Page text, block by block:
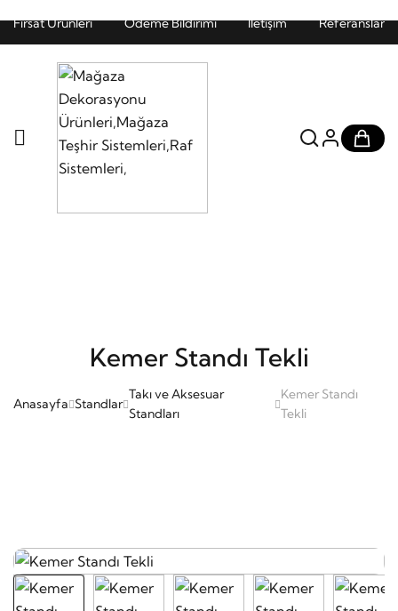
Fırsat Ürünleri Ödeme Bildirimi İletişim Referanslar
Kemer Standı Tekli
Anasayfa Standlar
Takı ve Aksesuar
Standları
Kemer Standı
Tekli